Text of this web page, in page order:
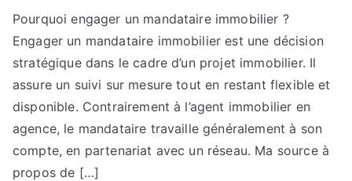
appel
à
un
mandataire
immobilier
ou
Pourquoi engager un mandataire immobilier ?
Engager un mandataire immobilier est une décision
stratégique dans le cadre d’un projet immobilier. Il
assure un suivi sur mesure tout en restant flexible et
disponible. Contrairement à l’agent immobilier en
agence, le mandataire travaille généralement à son
compte, en partenariat avec un réseau. Ma source à
propos de […]